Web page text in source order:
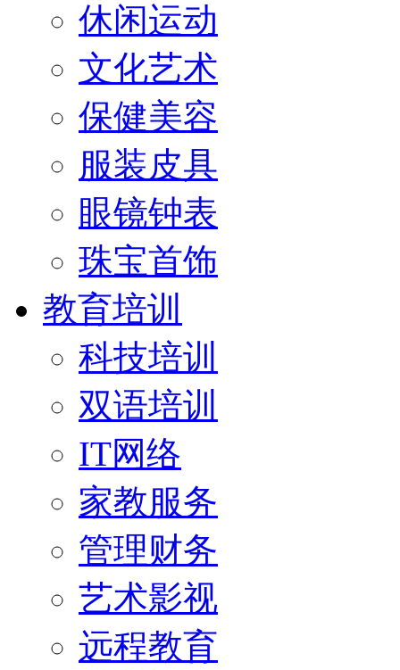
休闲运动
文化艺术
保健美容
服装皮具
眼镜钟表
珠宝首饰
教育培训
科技培训
双语培训
IT网络
家教服务
管理财务
艺术影视
远程教育